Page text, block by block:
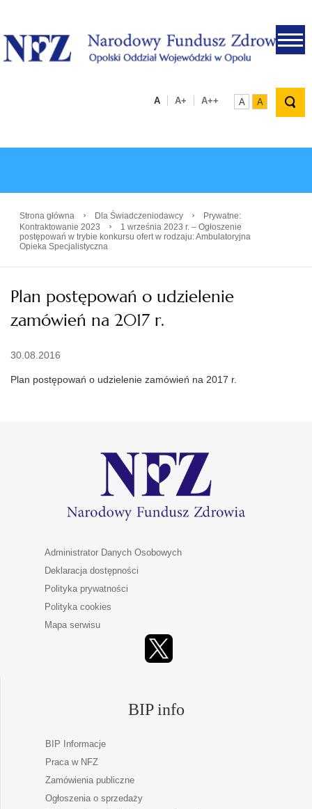
.
A A+ A++ A A
Strona główna › Dla Świadczeniodawcy ›
Prywatne:
Kontraktowanie 2023
›
1 września 2023 r. – Ogłoszenie
postępowań w trybie konkursu ofert w rodzaju: Ambulatoryjna
Opieka Specjalistyczna
Plan postępowań o udzielenie
zamówień na 2017 r.
30.08.2016
Plan postępowań o udzielenie zamówień na 2017 r.
Administrator Danych Osobowych
Deklaracja dostępności
Polityka prywatności
Polityka cookies
Mapa serwisu
BIP info
BIP Informacje
Praca w NFZ
Zamówienia publiczne
Ogłoszenia o sprzedaży